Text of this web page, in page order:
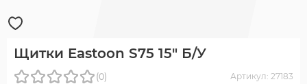
Щитки Eastoon S75 15" Б/У
(0) Артикул: 27183